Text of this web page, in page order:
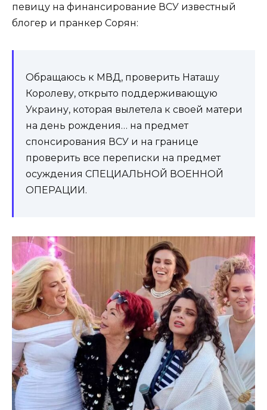
певицу на финансирование ВСУ известный
блогер и пранкер Сорян:
Обращаюсь к МВД, проверить Наташу
Королеву, открыто поддерживающую
Украину, которая вылетела к своей матери
на день рождения… на предмет
спонсирования ВСУ и на границе
проверить все переписки на предмет
осуждения СПЕЦИАЛЬНОЙ ВОЕННОЙ
ОПЕРАЦИИ.